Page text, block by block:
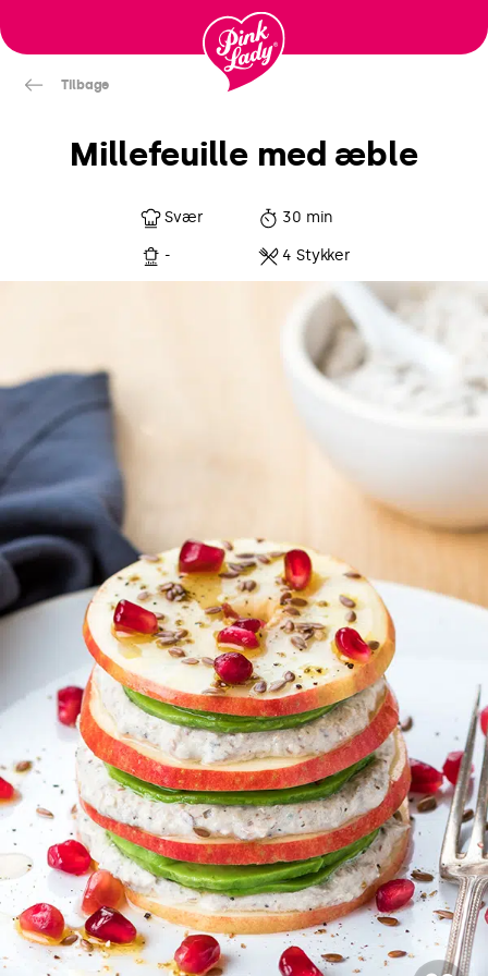
indhold
Tilbage
Millefeuille med æble
Svær 30 min
- 4 Stykker